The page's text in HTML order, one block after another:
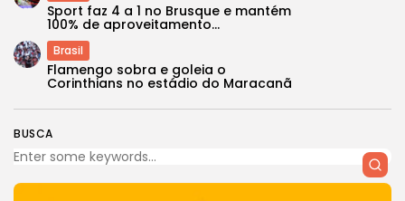
BUSCA
Sport faz 4 a 1 no Brusque e mantém
100% de aproveitamento...
Brasil
Flamengo sobra e goleia o
Corinthians no estádio do Maracanã